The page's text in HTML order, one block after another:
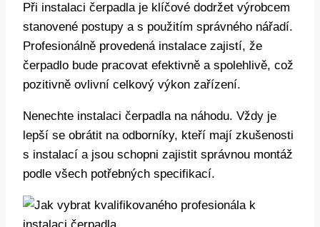
Při instalaci čerpadla je klíčové dodržet výrobcem
stanovené postupy a s použitím správného nářadí.
Profesionálně provedená instalace zajistí, že
čerpadlo bude pracovat efektivně a spolehlivě, což
pozitivně ovlivní celkový výkon zařízení.
Nenechte instalaci čerpadla na náhodu. Vždy je
lepší se obrátit na odborníky, kteří mají zkušenosti
s instalací a jsou schopni zajistit správnou montáž
podle všech potřebných specifikací.